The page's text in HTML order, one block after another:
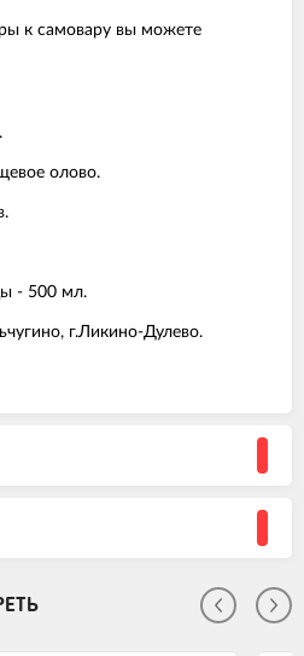
к самовару вы можете
олово.
- 500 мл.
г.Ликино-Дулево.